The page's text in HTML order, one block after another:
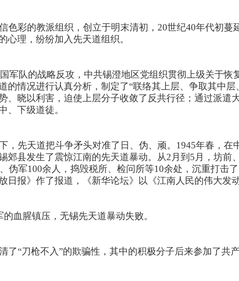
色彩的教派组织，创立于明末清初，20世纪40年代初蔓
心理，纷纷加入先天道组织。
军队的战略反攻，中共锡澄地区党组织贯彻上级关于恢
的情况进行认真分析，制定了“联络其上层、争取其中层
、晓以利害，迫使上层分子收敛了反共行径；通过派遣
、下级道徒。
，先天道把斗争矛头对准了日、伪、顽。1945年春，在
郊县发生了震惊江南的先天道暴动。从2月到5月，坊前
伪军100余人，捣毁税所、检问所等10余处，沉重打击
日报》作了报道，《新华论坛》以《江南人民的伟大发
血腥镇压，无锡先天道暴动失败。
“刀枪不入”的欺骗性，其中的积极分子后来参加了共